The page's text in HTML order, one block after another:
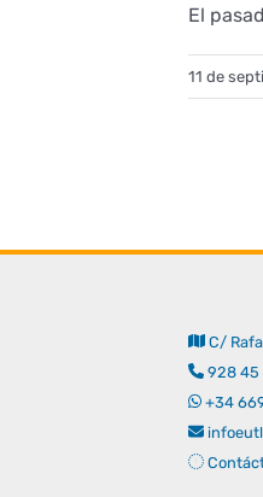
El
11 de
C/
928 45
+34